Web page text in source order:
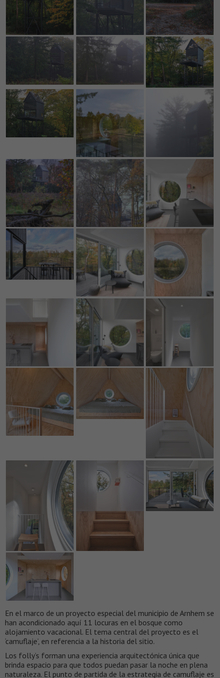
En el marco de un proyecto especial del municipio de Arnhem se
han acondicionado aquí 11 locuras en el bosque como
alojamiento vacacional. El tema central del proyecto es el
‘camuflaje’, en referencia a la historia del sitio.
Los folly’s forman una experiencia arquitectónica única que
brinda espacio para que todos puedan pasar la noche en plena
naturaleza. El punto de partida de la estrategia de camuflaje es